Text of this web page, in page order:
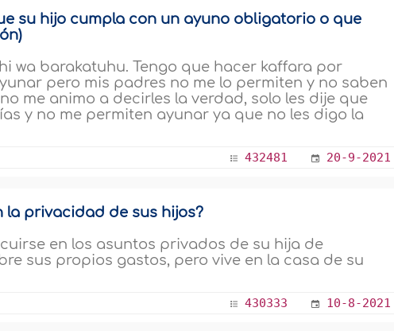
su hijo cumpla con un ayuno obligatorio o que
wa barakatuhu. Tengo que hacer kaffara por
pero mis padres no me lo permiten y no saben
me animo a decirles la verdad, solo les dije que
y no me permiten ayunar ya que no les digo la
432481 20-9-2021
la privacidad de sus hijos?
en los asuntos privados de su hija de
sus propios gastos, pero vive en la casa de su
430333 10-8-2021